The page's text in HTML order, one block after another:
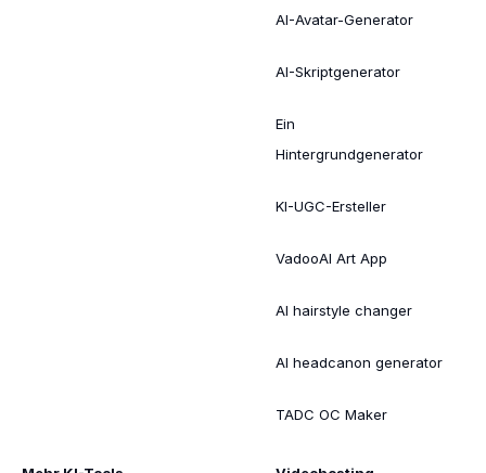
AI-Avatar-Generator
AI-Skriptgenerator
Ein
Hintergrundgenerator
KI-UGC-Ersteller
VadooAI Art App
AI hairstyle changer
AI headcanon generator
TADC OC Maker